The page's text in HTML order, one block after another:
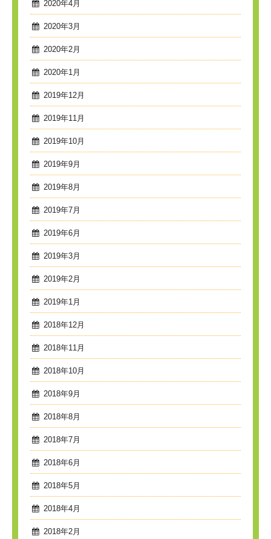
2020年4月
2020年3月
2020年2月
2020年1月
2019年12月
2019年11月
2019年10月
2019年9月
2019年8月
2019年7月
2019年6月
2019年3月
2019年2月
2019年1月
2018年12月
2018年11月
2018年10月
2018年9月
2018年8月
2018年7月
2018年6月
2018年5月
2018年4月
2018年2月